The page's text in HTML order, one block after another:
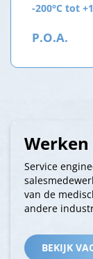
-200°C tot
P.O.A.
Werken
Service
van de
andere
BEKIJK